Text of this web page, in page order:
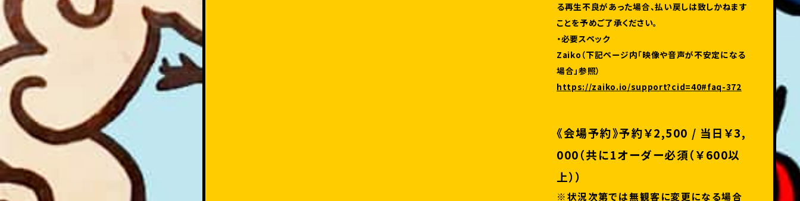
る再生不良があった場合、払い戻しは致しかねます
ことを予めご了承ください。
・必要スペック
Zaiko（下記ページ内「映像や音声が不安定になる
場合」参照）
https://zaiko.io/support?cid=40#faq-372
《会場予約》予約￥2,500 / 当日￥3,
000（共に1オーダー必須（￥600以
上））
※状況次第では無観客に変更になる場合